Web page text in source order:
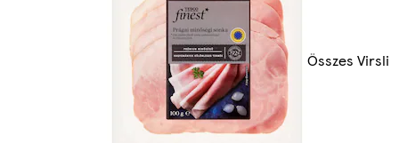
Összes Virsli